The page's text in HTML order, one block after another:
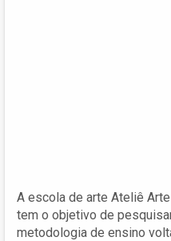
A escola de arte Ateliê
tem o objetivo de
metodologia de ensino